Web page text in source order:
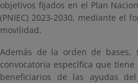
objetivos fijados en el Plan
(PNIEC) 2023-2030, mediante el
movilidad.
Además de la orden de bases,
convocatoria específica que
beneficiarios de las ayudas